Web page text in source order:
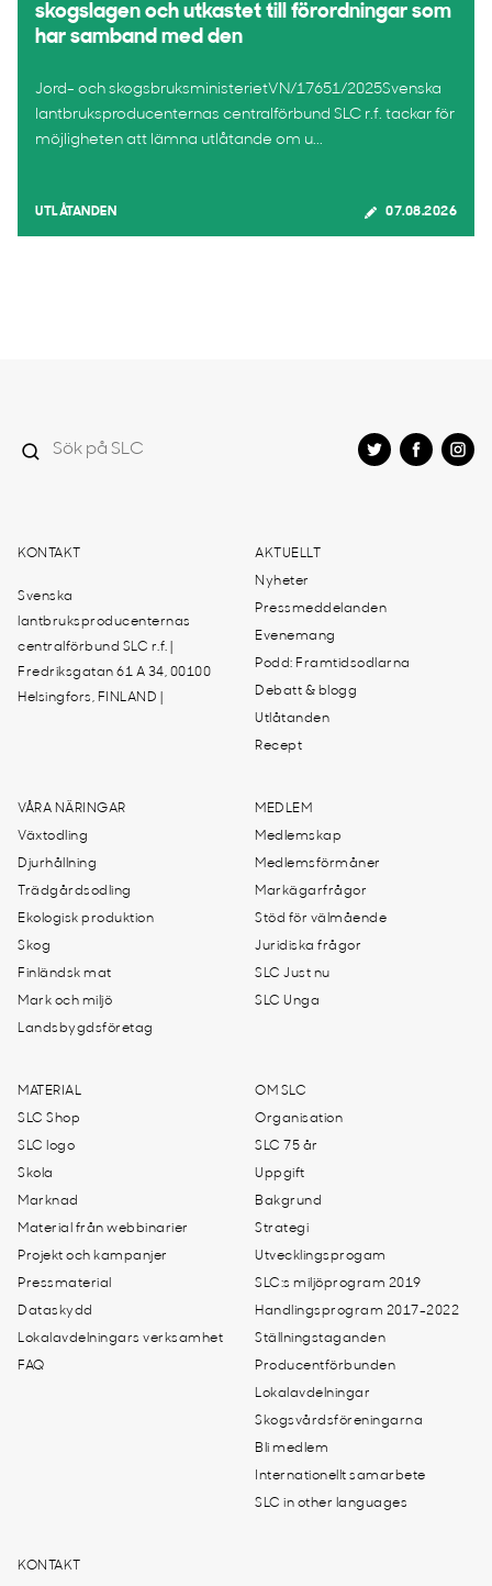
skogslagen och utkastet till förordningar som
har samband med den
Jord- och skogsbruksministerietVN/17651/2025Svenska
lantbruksproducenternas centralförbund SLC r.f. tackar för
möjligheten att lämna utlåtande om u...
UTLÅTANDEN 07.08.2026
KONTAKT
Svenska
lantbruksproducenternas
centralförbund SLC r.f. |
Fredriksgatan 61 A 34, 00100
Helsingfors, FINLAND |
AKTUELLT
Nyheter
Pressmeddelanden
Evenemang
Podd: Framtidsodlarna
Debatt & blogg
Utlåtanden
Recept
VÅRA NÄRINGAR
Växtodling
Djurhållning
Trädgårdsodling
Ekologisk produktion
Skog
Finländsk mat
Mark och miljö
Landsbygdsföretag
MEDLEM
Medlemskap
Medlemsförmåner
Markägarfrågor
Stöd för välmående
Juridiska frågor
SLC Just nu
SLC Unga
MATERIAL
SLC Shop
SLC logo
Skola
Marknad
Material från webbinarier
Projekt och kampanjer
Pressmaterial
Dataskydd
Lokalavdelningars verksamhet
FAQ
OM SLC
Organisation
SLC 75 år
Uppgift
Bakgrund
Strategi
Utvecklingsprogam
SLC:s miljöprogram 2019
Handlingsprogram 2017-2022
Ställningstaganden
Producentförbunden
Lokalavdelningar
Skogsvårdsföreningarna
Bli medlem
Internationellt samarbete
SLC in other languages
KONTAKT